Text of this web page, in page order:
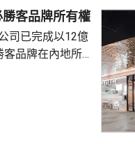
內，應依法繳納
，亦是中國個人
的基本原則...
客品牌所有權
司已完成以12億
客品牌在內地所